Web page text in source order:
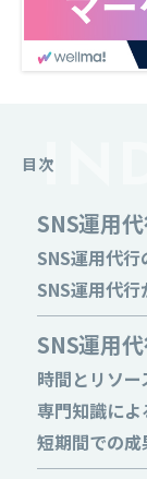
目次
SNS運用
SNS運用代
SNS運用代
SNS運用
時間とリソー
専門知識に
短期間での成